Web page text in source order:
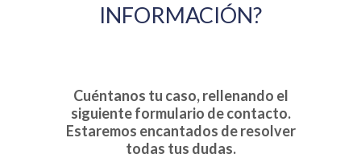
INFORMACIÓN?
Cuéntanos tu caso, rellenando el
siguiente formulario de contacto.
Estaremos encantados de resolver
todas tus dudas.